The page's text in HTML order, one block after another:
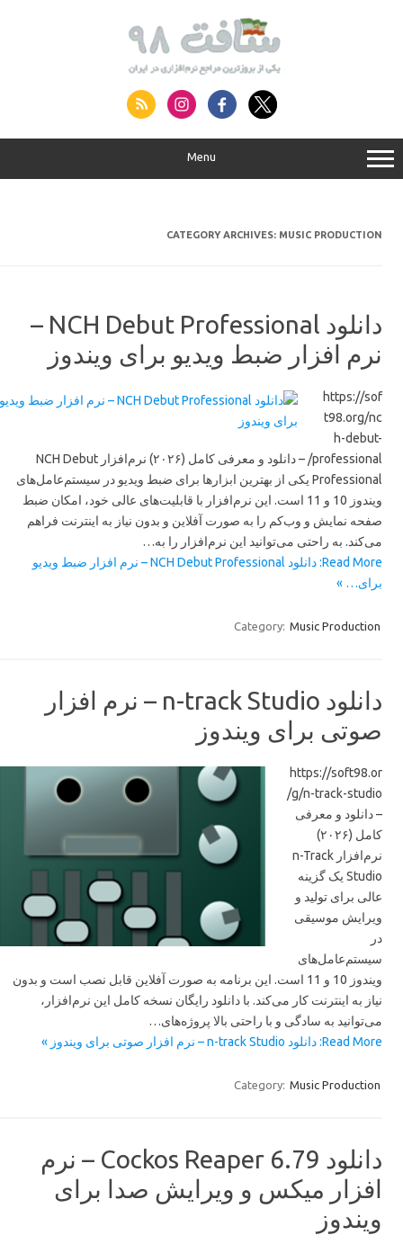
Menu
CATEGORY ARCHIVES:MUSIC PRODUCTION
دانلود NCH Debut Professional –
نرم افزار ضبط ویدیو برای ویندوز
https://sof
t98.org/nc
h-debut-
professional/ – دانلود و معرفی کامل (۲۰۲۶) نرم‌افزار NCH Debut
Professional یکی از بهترین ابزارها برای ضبط ویدیو در سیستم‌عامل‌های
ویندوز 10 و 11 است. این نرم‌افزار با قابلیت‌های عالی خود، امکان ضبط
صفحه نمایش و وب‌کم را به صورت آفلاین و بدون نیاز به اینترنت فراهم
می‌کند. به راحتی می‌توانید این نرم‌افزار را به…
Read More: دانلود NCH Debut Professional – نرم افزار ضبط ویدیو
برای… »
Category:Music Production
دانلود n-track Studio – نرم افزار
صوتی برای ویندوز
https://soft98.or
g/n-track-studio/
– دانلود و معرفی
کامل (۲۰۲۶)
نرم‌افزار n-Track
Studio یک گزینه
عالی برای تولید و
ویرایش موسیقی
سیستم‌عامل‌های
ویندوز 10 و 11 است. این برنامه به صورت آفلاین قابل نصب است و بدون
نیاز به اینترنت کار می‌کند. با دانلود رایگان نسخه کامل این نرم‌افزار،
می‌توانید به سادگی و با راحتی بالا پروژه‌های…
Read More: دانلود n-track Studio – نرم افزار صوتی برای ویندوز »
Category:Music Production
دانلود Cockos Reaper 6.79 – نرم
افزار میکس و ویرایش صدا برای
ویندوز